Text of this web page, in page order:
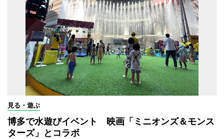
見る・遊ぶ
博多で水遊びイベント 映画「ミニオンズ＆モンス
ターズ」とコラボ